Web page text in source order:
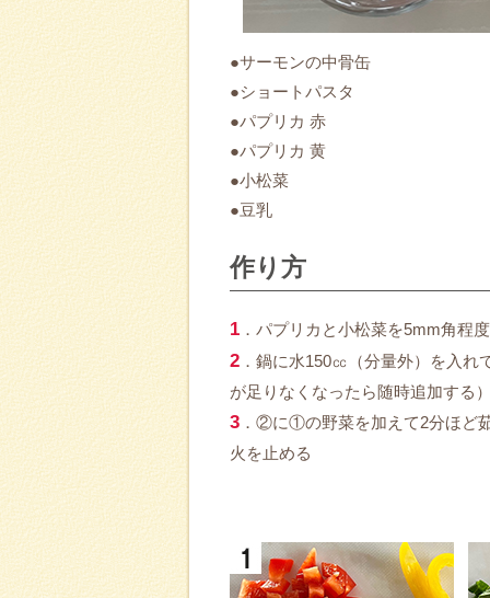
●サーモンの中骨缶
●ショートパスタ
●パプリカ 赤
●パプリカ 黄
●小松菜
●豆乳
作り方
1 ．パプリカと小松菜を5mm角程
2 ．鍋に水150㏄（分量外）を入
が足りなくなったら随時追加する
3 ．②に①の野菜を加えて2分ほど
火を止める